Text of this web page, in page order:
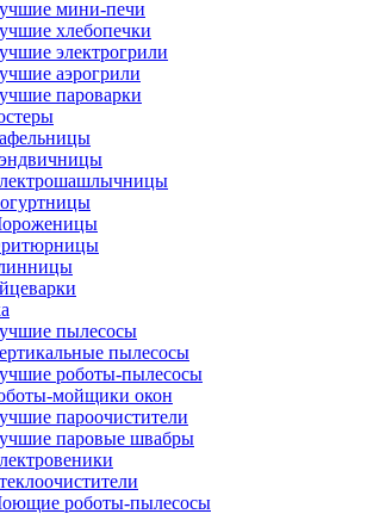
мини-печи
хлебопечки
электрогрили
аэрогрили
пароварки
пылесосы
пылесосы
роботы-пылесосы
мойщики окон
пароочистители
паровые швабры
роботы-пылесосы